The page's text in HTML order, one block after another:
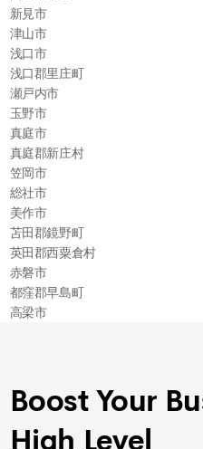
新見市
津山市
浅口市
浅口郡里庄町
瀬戸内市
玉野市
真庭市
真庭郡新庄村
笠岡市
総社市
美作市
苫田郡鏡野町
英田郡西粟倉村
赤磐市
都窪郡早島町
高梁市
Boost Your
High Level